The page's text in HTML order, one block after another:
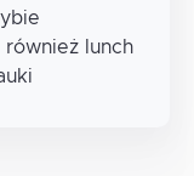
również lunch